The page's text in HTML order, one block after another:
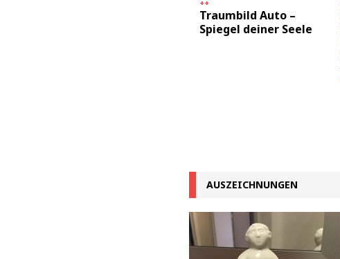
++
Traumbild Auto –
Spiegel deiner Seele
AUSZEICHNUNGEN